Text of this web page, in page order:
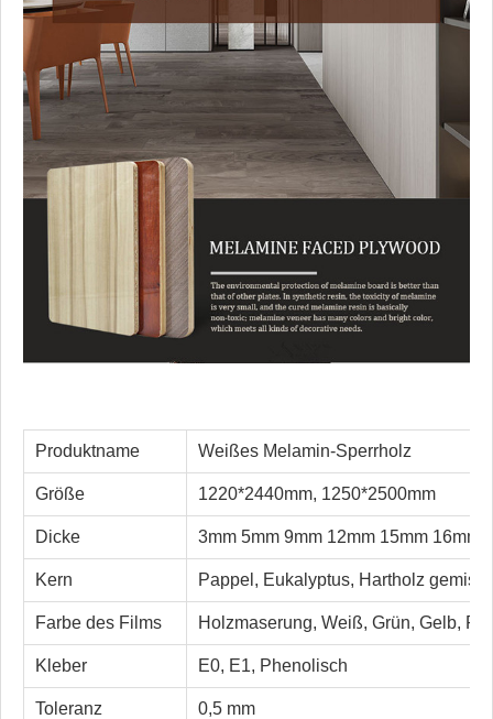
Produktname Weißes Melamin-Sperrholz
Größe 1220*2440mm, 1250*2500mm
Dicke 3mm 5mm 9mm 12mm 15mm 16mm
Kern Pappel, Eukalyptus, Hartholz
Farbe des Films Holzmaserung, Weiß, Grün, Gelb,
Kleber E0, E1, Phenolisch
Toleranz 0,5 mm